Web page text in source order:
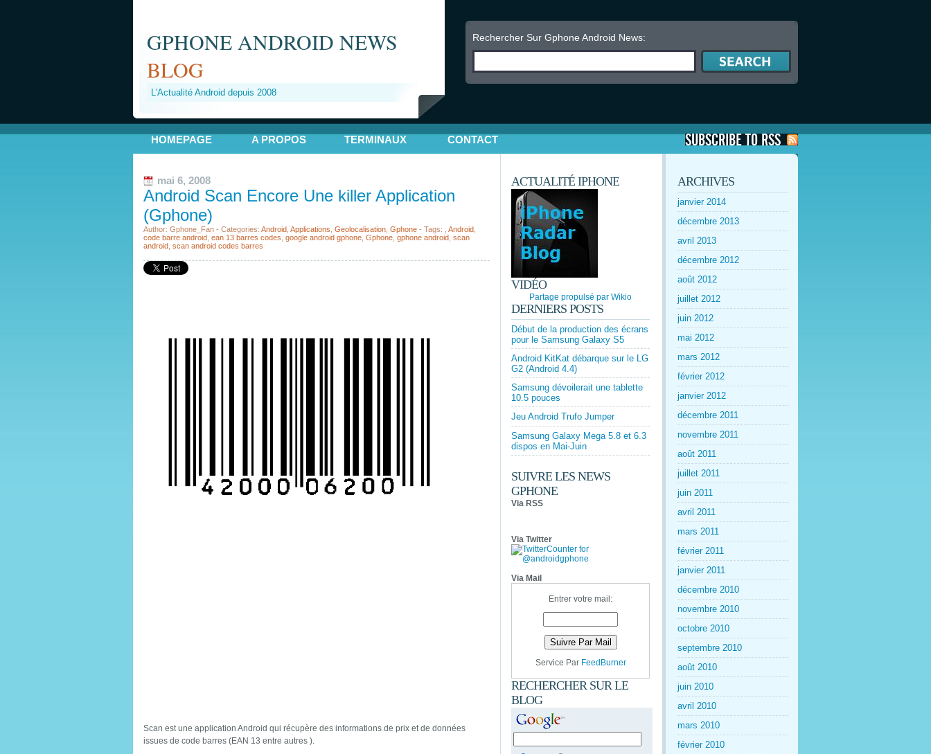
GPHONE ANDROID NEWS
BLOG
L'Actualité Android depuis 2008
Rechercher Sur Gphone Android News:
HOMEPAGE A PROPOS TERMINAUX CONTACT
mai 6, 2008
Android Scan Encore Une killer Application
(Gphone)
Author: Gphone_Fan - Categories: Android Applications Geolocalisation Gphone - Tags: Android
code barre android ean 13 barres codes google android gphone Gphone gphone android scan
android scan android codes barres
Scan est une application Android qui récupère des informations de prix et de données
issues de code barres (EAN 13 entre autres ).
ACTUALITÉ IPHONE
VIDÉO
Partage propulsé par Wikio
DERNIERS POSTS
Début de la production des écrans
pour le Samsung Galaxy S5
Android KitKat débarque sur le LG
G2 (Android 4.4)
Samsung dévoilerait une tablette
10.5 pouces
Jeu Android Trufo Jumper
Samsung Galaxy Mega 5.8 et 6.3
dispos en Mai-Juin
SUIVRE LES NEWS
GPHONE
Via RSS
Via Twitter
Via Mail
Entrer votre mail:
Service Par FeedBurner
RECHERCHER SUR LE
BLOG
ARCHIVES
janvier 2014
décembre 2013
avril 2013
décembre 2012
août 2012
juillet 2012
juin 2012
mai 2012
mars 2012
février 2012
janvier 2012
décembre 2011
novembre 2011
août 2011
juillet 2011
juin 2011
avril 2011
mars 2011
février 2011
janvier 2011
décembre 2010
novembre 2010
octobre 2010
septembre 2010
août 2010
juin 2010
avril 2010
mars 2010
février 2010